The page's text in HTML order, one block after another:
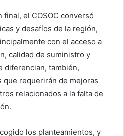
final, el COSOC conversó
y desafíos de la región,
con el acceso a
calidad de suministro y
diferencian, también,
que requerirán de mejoras
relacionados a la falta de
los planteamientos, y